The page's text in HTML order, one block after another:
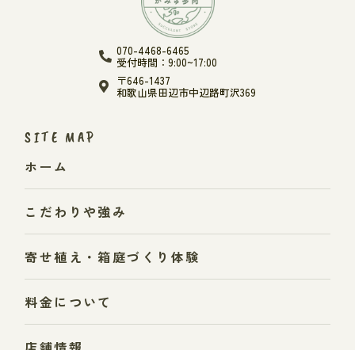
070-4468-6465
受付時間：9:00~17:00
〒646-1437
和歌山県田辺市中辺路町沢369
SITE MAP
ホーム
こだわりや強み
寄せ植え・箱庭づくり体験
料金について